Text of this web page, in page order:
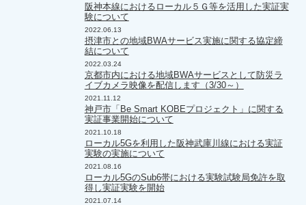
阪神本線におけるローカル５Ｇ等を活用した実証実
験について
2022.06.13
摂津市との地域BWAサービス実施に関する協定締
結について
2022.03.24
京都市内における地域BWAサービスとして防災ラ
イブカメラ映像を配信します（3/30～）
2021.11.12
神戸市「Be Smart KOBEプロジェクト」に関する
実証事業開始について
2021.10.18
ローカル5Gを利用した阪神武庫川線における実証
実験の実施について
2021.08.16
ローカル5GのSub6帯における実験試験局免許を取
得し実証実験を開始
2021.07.14